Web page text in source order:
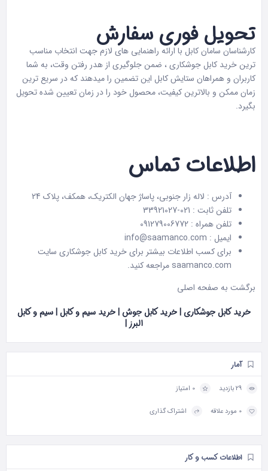
تحویل فوری سفارش
کارشناسان سامان کابل با ارائه راهنمایی های لازم جهت انتخاب مناسب
ترین خرید کابل جوشکاری ، ضمن جلوگیری از هدر رفتن وقت، به شما
کاربران و همراهان ستایش کابل این تضمین را میدهند که در سریع ترین
زمان ممکن و بالاترین کیفیت، محصول خود را در زمان تعیین شده تحویل
بگیرد.
اطلاعات تماس
آدرس : لاله زار جنوبی، پاساژ جهان الکتریک، همکف، پلاک 24
تلفن ثابت : 021-33921027
تلفن همراه : 091279006772
ایمیل : info@saamanco.com
برای کسب اطلاعات بیشتر برای خرید کابل جوشکاری سایت
saamanco.com مراجعه کنید.
برگشت به صفحه اصلی
خرید کابل جوشکاری | خرید کابل جوش | خرید سیم و کابل | سیم و کابل
البرز |
آمار
29 بازدید 0 امتیاز
0 مورد علاقه اشتراک گذاری
اطلاعات کسب و کار